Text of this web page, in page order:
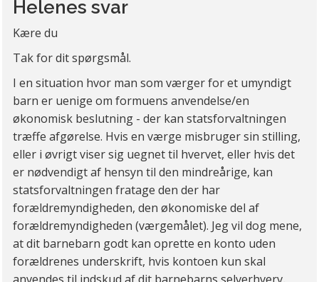
Helenes svar
Kære du
Tak for dit spørgsmål.
I en situation hvor man som værger for et umyndigt
barn er uenige om formuens anvendelse/en
økonomisk beslutning - der kan statsforvaltningen
træffe afgørelse. Hvis en værge misbruger sin stilling,
eller i øvrigt viser sig uegnet til hvervet, eller hvis det
er nødvendigt af hensyn til den mindreårige, kan
statsforvaltningen fratage den der har
forældremyndigheden, den økonomiske del af
forældremyndigheden (værgemålet). Jeg vil dog mene,
at dit barnebarn godt kan oprette en konto uden
forældrenes underskrift, hvis kontoen kun skal